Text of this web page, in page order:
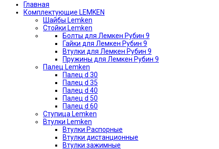
Главная
Комплектующие LEMKEN
Шайбы Lemken
Стойки Lemken
Болты для Лемкен Рубин 9
Гайки для Лемкен Рубин 9
Втулки для Лемкен Рубин 9
Пружины для Лемкен Рубин 9
Палец Lemken
Палец d 30
Палец d 35
Палец d 40
Палец d 50
Палец d 60
Ступица Lemken
Втулки Lemken
Втулки Распорные
Втулки дистанционные
Втулки зажимные